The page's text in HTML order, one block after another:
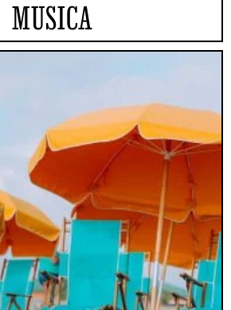
MUSICA